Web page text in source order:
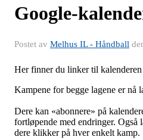
Google-
Postet av Melhus IL - Håndball
Her finner du linker til kalenderen
Kampene for begge lagene er nå
Dere kan «abonnere» på
fortløpende med endringer.
dere klikker på hver enkelt kamp.